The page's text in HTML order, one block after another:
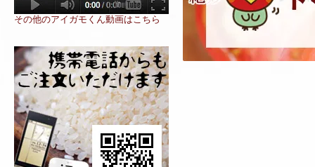
その他のアイガモくん動画はこちら